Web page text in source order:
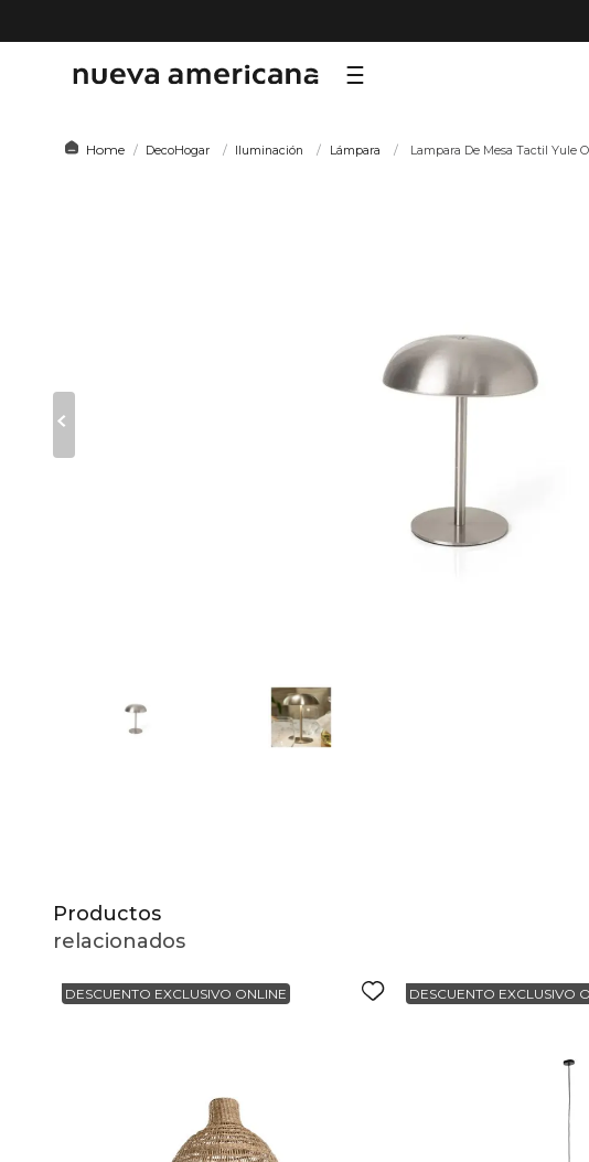
6
cafetera
7.
organizador
10. toalla
DecoHogar Iluminación Lámpara Lampara De Mesa Tactil Yule
Productos
relacionados
DESCUENTO EXCLUSIVO ONLINE DESCUENTO EXCLUSIVO